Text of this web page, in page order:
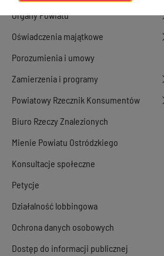
Organy Powiatu
Oświadczenia majątkowe
Porozumienia i umowy
Zamierzenia i programy
Powiatowy Rzecznik Konsumentów
Biuro Rzeczy Znalezionych
Mienie Powiatu Ostródzkiego
Konsultacje społeczne
Petycje
Działalność lobbingowa
Ochrona danych osobowych
Dostęp do informacji publicznej